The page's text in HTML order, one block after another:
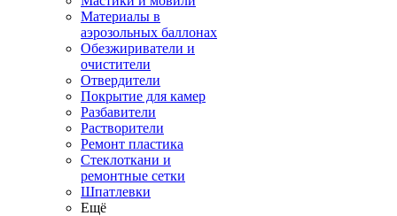
Материалы в
аэрозольных баллонах
Обезжириватели и
очистители
Отвердители
Покрытие для камер
Разбавители
Растворители
Ремонт пластика
Стеклоткани и
ремонтные сетки
Шпатлевки
Ещё